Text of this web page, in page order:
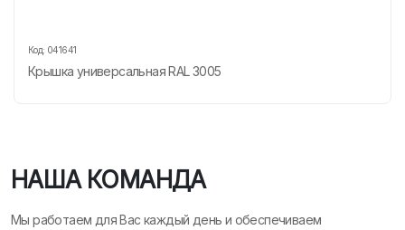
Код: 041641
Крышка универсальная RAL 3005
НАША КОМАНДА
Мы работаем для Вас каждый день и обеспечиваем